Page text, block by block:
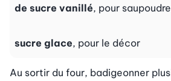
de sucre vanillé, pour
sucre glace, pour le décor
Au sortir du four, badigeonner